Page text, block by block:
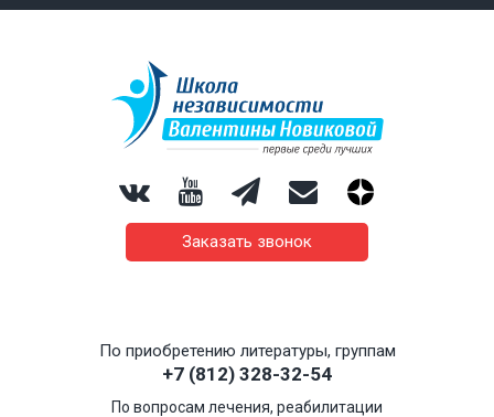
Заказать звонок
По приобретению литературы, группам
+7 (812) 328-32-54
По вопросам лечения, реабилитации